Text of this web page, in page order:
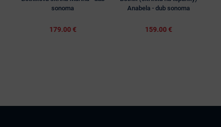
sonoma
179.00 €
Anabela - dub sonoma
159.00 €